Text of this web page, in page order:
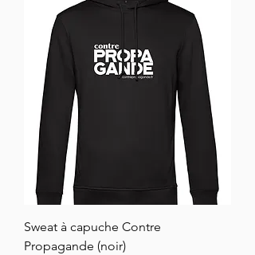
Sweat à capuche Contre
Propagande (noir)